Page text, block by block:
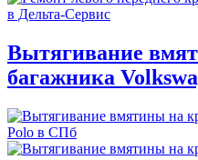
Вытягивание
багажника